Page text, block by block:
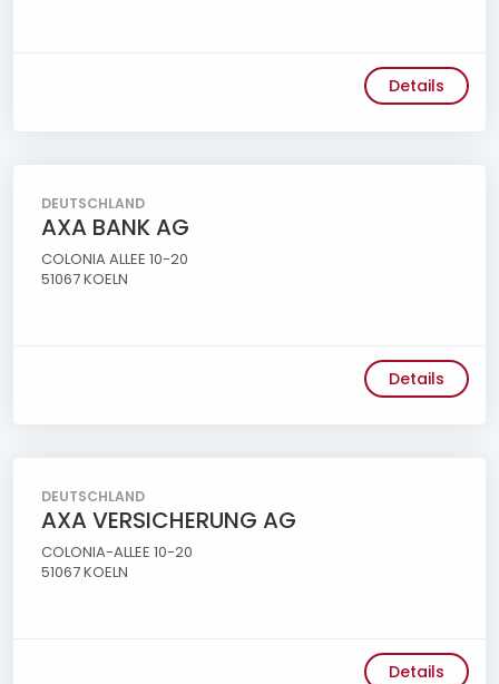
Details
DEUTSCHLAND
AXA BANK AG
COLONIA ALLEE 10-20
51067 KOELN
Details
DEUTSCHLAND
AXA VERSICHERUNG AG
COLONIA-ALLEE 10-20
51067 KOELN
Details